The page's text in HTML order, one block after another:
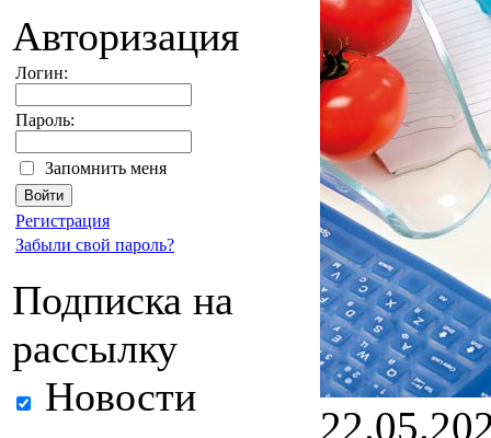
Авторизация
Логин:
Пароль:
Запомнить меня
Регистрация
Забыли свой пароль?
Подписка на
рассылку
Новости